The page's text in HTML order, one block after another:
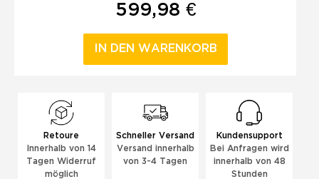
599,98 €
IN DEN WARENKORB
Retoure
Innerhalb von 14
Tagen Widerruf
möglich
Schneller Versand
Versand innerhalb
von 3-4 Tagen
Kundensupport
Bei Anfragen wird
innerhalb von 48
Stunden